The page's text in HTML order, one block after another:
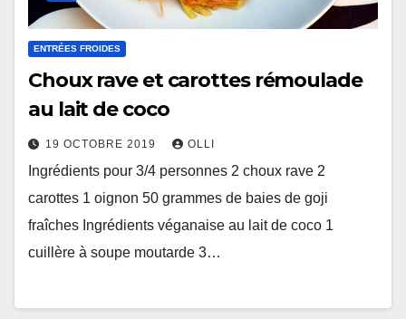
ENTRÉES FROIDES
Choux rave et carottes rémoulade
au lait de coco
19 OCTOBRE 2019 OLLI
Ingrédients pour 3/4 personnes 2 choux rave 2
carottes 1 oignon 50 grammes de baies de goji
fraîches Ingrédients véganaise au lait de coco 1
cuillère à soupe moutarde 3…